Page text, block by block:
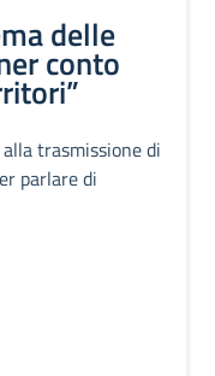
delle
conto
trasmissione di
parlare di